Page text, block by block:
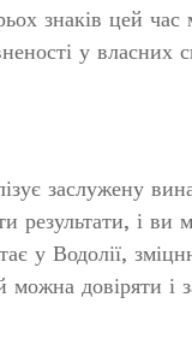
знаків цей
у власних
заслужену
результати, і ви
у Водолії,
довіряти і